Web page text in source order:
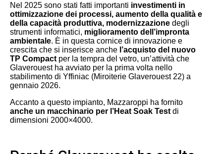
Nel 2025 sono stati fatti importanti investimenti in
ottimizzazione dei processi, aumento della qualità e
della capacità produttiva, modernizzazione degli
strumenti informatici, miglioramento dell’impronta
ambientale. È in questa cornice di innovazione e
crescita che si inserisce anche l’acquisto del nuovo
TP Compact per la tempra del vetro, un’attività che
Glaverouest ha avviato per la prima volta nello
stabilimento di Yffiniac (Miroiterie Glaverouest 22) a
gennaio 2026.
Accanto a questo impianto, Mazzaroppi ha fornito
anche un macchinario per l’Heat Soak Test di
dimensioni 2000×4000.